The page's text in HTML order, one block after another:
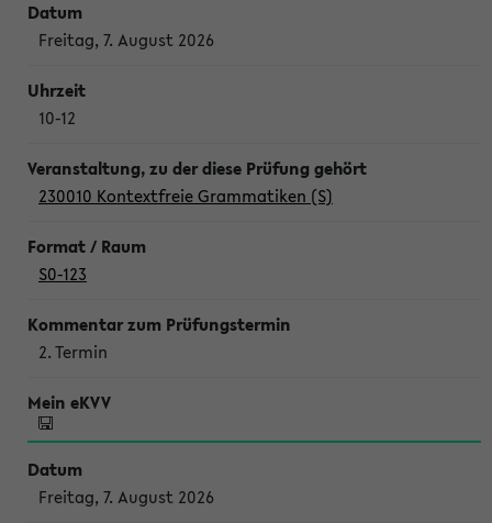
Freitag, 7. August 2026
10-12
230010 Kontextfreie Grammatiken (S)
S0-123
2. Termin
Freitag, 7. August 2026